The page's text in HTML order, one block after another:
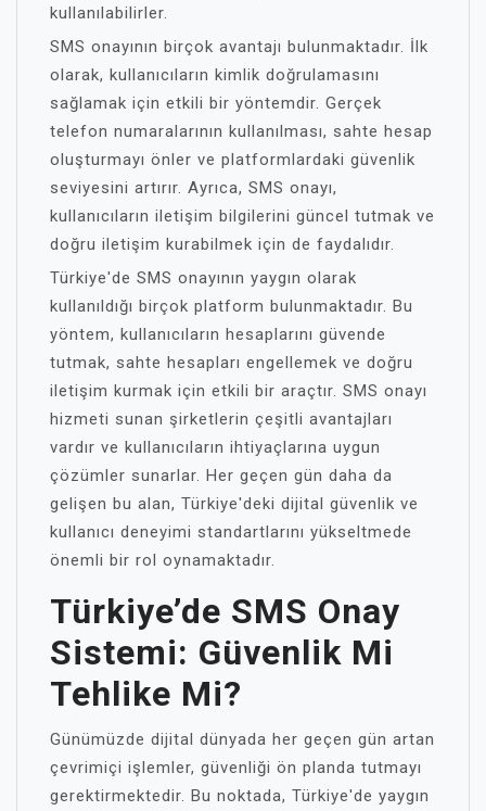
kullanılabilirler.
SMS onayının birçok avantajı bulunmaktadır. İlk
olarak, kullanıcıların kimlik doğrulamasını
sağlamak için etkili bir yöntemdir. Gerçek
telefon numaralarının kullanılması, sahte hesap
oluşturmayı önler ve platformlardaki güvenlik
seviyesini artırır. Ayrıca, SMS onayı,
kullanıcıların iletişim bilgilerini güncel tutmak ve
doğru iletişim kurabilmek için de faydalıdır.
Türkiye'de SMS onayının yaygın olarak
kullanıldığı birçok platform bulunmaktadır. Bu
yöntem, kullanıcıların hesaplarını güvende
tutmak, sahte hesapları engellemek ve doğru
iletişim kurmak için etkili bir araçtır. SMS onayı
hizmeti sunan şirketlerin çeşitli avantajları
vardır ve kullanıcıların ihtiyaçlarına uygun
çözümler sunarlar. Her geçen gün daha da
gelişen bu alan, Türkiye'deki dijital güvenlik ve
kullanıcı deneyimi standartlarını yükseltmede
önemli bir rol oynamaktadır.
Türkiye’de SMS Onay
Sistemi: Güvenlik Mi
Tehlike Mi?
Günümüzde dijital dünyada her geçen gün artan
çevrimiçi işlemler, güvenliği ön planda tutmayı
gerektirmektedir. Bu noktada, Türkiye'de yaygın